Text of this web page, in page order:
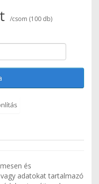
/csom (100 db)
és
adatokat tartalmazó